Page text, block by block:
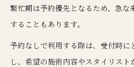
繁忙期は予約優先となるため、急な
することもあります。
予約なしで利用する際は、受付時に
し、希望の施術内容やスタイリス